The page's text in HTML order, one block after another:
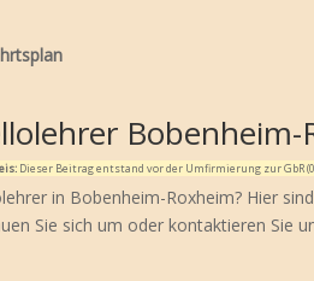
Bobenheim-
Dieser Beitrag entstand vor der Umfirmierung zur GbR
in Bobenheim-Roxheim? Hier
Sie sich um oder kontaktieren Sie